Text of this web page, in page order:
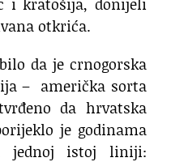
otkrića.
da je crnogorska
– američka sorta
da hrvatska
je godinama
jednoj istoj liniji: